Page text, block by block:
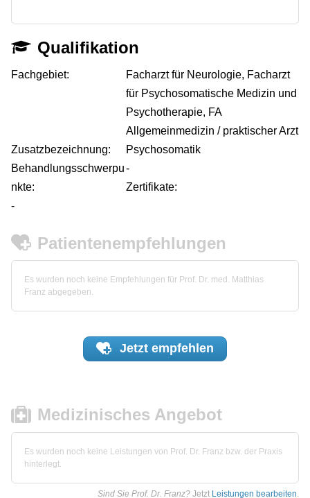
Qualifikation
Fachgebiet:
Facharzt für Neurologie, Facharzt
für Psychosomatische Medizin und
Psychotherapie, FA
Allgemeinmedizin / praktischer Arzt
Zusatzbezeichnung:
Psychosomatik
Behandlungsschwerpu
nkte:
-
Zertifikate:
-
Patientenempfehlungen
Es wurden noch keine Empfehlungen für Prof. Dr. med. Matthias
Franz abgegeben.
Jetzt empfehlen
Medizinisches Angebot
Es wurden noch keine Leistungen von Prof. Dr. Franz bzw. der Praxis
hinterlegt.
Sind Sie Prof. Dr. Franz? Jetzt Leistungen bearbeiten.